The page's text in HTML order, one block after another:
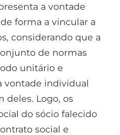
a vontade
forma a vincular a
considerando que a
de normas
unitário e
vontade individual
deles. Logo, os
do sócio falecido
social e